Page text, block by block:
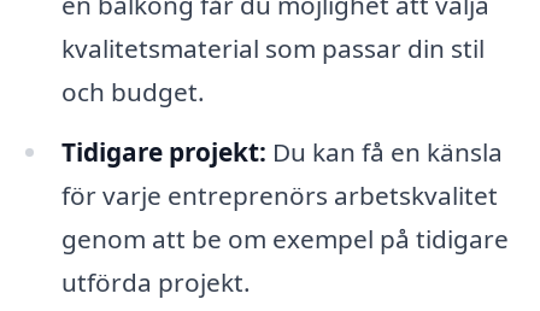
kvalitetsmaterial som passar din stil
och budget.
Tidigare projekt: Du kan få en känsla
för varje entreprenörs arbetskvalitet
genom att be om exempel på tidigare
utförda projekt.